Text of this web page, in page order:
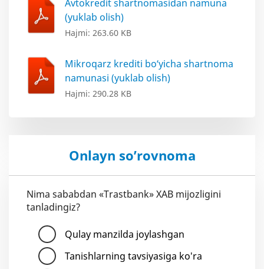
Avtokredit shartnomasidan namuna
(yuklab olish)
Hajmi: 263.60 KB
Mikroqarz krediti bo‘yicha shartnoma
namunasi (yuklab olish)
Hajmi: 290.28 KB
Onlayn so’rovnoma
Nima sababdan «Trastbank» XAB mijozligini
tanladingiz?
Qulay manzilda joylashgan
Tanishlarning tavsiyasiga ko'ra